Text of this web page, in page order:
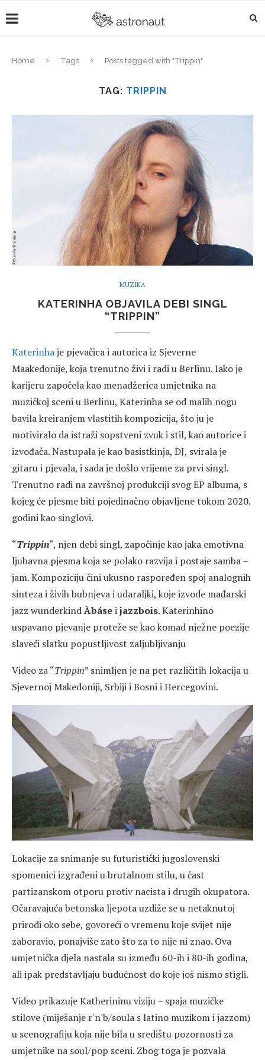
Home Tags Posts tagged with "Trippin"
TAG: TRIPPIN
MUZIKA
KATERINHA OBJAVILA DEBI SINGL
“TRIPPIN”
Katerinhaje pjevačica i autorica iz Sjeverne
Maakedonije, koja trenutno živi i radi u Berlinu. Iako je
karijeru započela kao menadžerica umjetnika na
muzičkoj sceni u Berlinu, Katerinha se od malih nogu
bavila kreiranjem vlastitih kompozicija, što ju je
motiviralo da istraži sopstveni zvuk i stil, kao autorice i
izvođača. Nastupala je kao basistkinja, DJ, svirala je
gitaru i pjevala, i sada je došlo vrijeme za prvi singl.
Trenutno radi na završnoj produkciji svog EP albuma, s
kojeg će pjesme biti pojedinačno objavljene tokom 2020.
godini kao singlovi.
“Trippin“, njen debi singl, započinje kao jaka emotivna
ljubavna pjesma koja se polako razvija i postaje samba –
jam. Kompoziciju čini ukusno raspoređen spoj analognih
sinteza i živih bubnjeva i udaraljki, koje izvode mađarski
jazz wunderkindÀbáseijazzbois. Katerinhino
uspavano pjevanje proteže se kao komad nježne poezije
slaveći slatku popustljivost zaljubljivanju
Video za “Trippin” snimljen je na pet različitih lokacija u
Sjevernoj Makedoniji, Srbiji i Bosni i Hercegovini.
Lokacije za snimanje su futuristički jugoslovenski
spomenici izgrađeni u brutalnom stilu, u čast
partizanskom otporu protiv nacista i drugih okupatora.
Očaravajuća betonska ljepota uzdiže se u netaknutoj
prirodi oko sebe, govoreći o vremenu koje svijet nije
zaboravio, ponajviše zato što za to nije ni znao. Ova
umjetnička djela nastala su između 60-ih i 80-ih godina,
ali ipak predstavljaju budućnost do koje još nismo stigli.
Video prikazuje Katherininu viziju – spaja muzičke
stilove (miješanje r'n'b/soula s latino muzikom i jazzom)
u scenografiju koja nije bila u središtu pozornosti za
umjetnike na soul/pop sceni. Zbog toga je pozvala